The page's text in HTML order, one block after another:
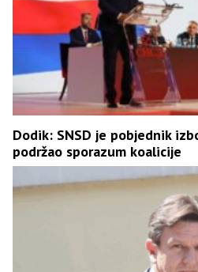
Dodik: SNSD je pobjednik
podržao sporazum koalicije